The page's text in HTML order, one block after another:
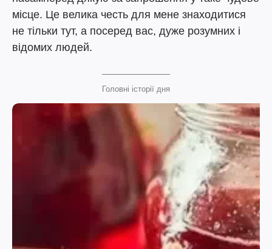
місце. Це велика честь для мене знаходитися
не тільки тут, а посеред вас, дуже розумних і
відомих людей.
Головні історії дня